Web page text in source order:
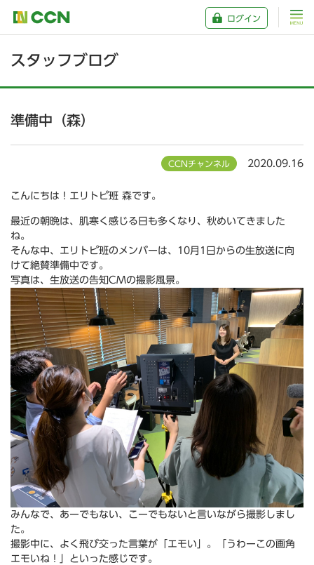
ログイン
スタッフブログ
準備中（森）
CCNチャンネル 2020.09.16
こんにちは！エリトピ班 森です。
最近の朝晩は、肌寒く感じる日も多くなり、秋めいてきました
ね。
そんな中、エリトピ班のメンバーは、10月1日からの生放送に向
けて絶賛準備中です。
写真は、生放送の告知CMの撮影風景。
みんなで、あーでもない、こーでもないと言いながら撮影しまし
た。
撮影中に、よく飛び交った言葉が「エモい」。「うわーこの画角
エモいね！」といった感じです。